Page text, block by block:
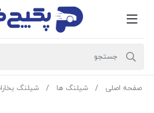
صفحه اصلی شیلنگ ها شیلنگ